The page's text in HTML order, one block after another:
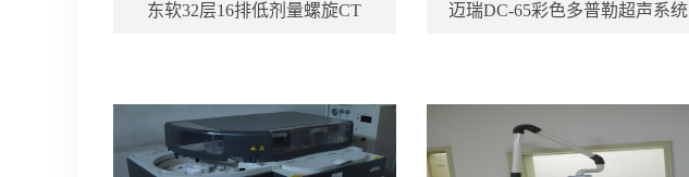
东软32层16排低剂量螺旋CT 迈瑞DC-65彩色多普勒超声系统